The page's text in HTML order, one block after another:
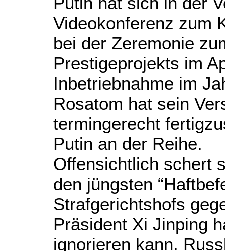
Videokonferenz zum
bei der Zeremonie
Prestigeprojekts im
Inbetriebnahme im
Rosatom hat sein
termingerecht
Putin an der Reihe.
Offensichtlich schert
den jüngsten
Strafgerichtshofs
Präsident Xi Jinping
ignorieren kann.